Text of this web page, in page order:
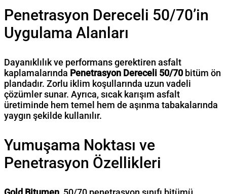
Penetrasyon Dereceli 50/70’in
Uygulama Alanları
Dayanıklılık ve performans gerektiren asfalt
kaplamalarında Penetrasyon Dereceli 50/70 bitüm ön
plandadır. Zorlu iklim koşullarında uzun vadeli
çözümler sunar. Ayrıca, sıcak karışım asfalt
üretiminde hem temel hem de aşınma tabakalarında
yaygın şekilde kullanılır.
Yumuşama Noktası ve
Penetrasyon Özellikleri